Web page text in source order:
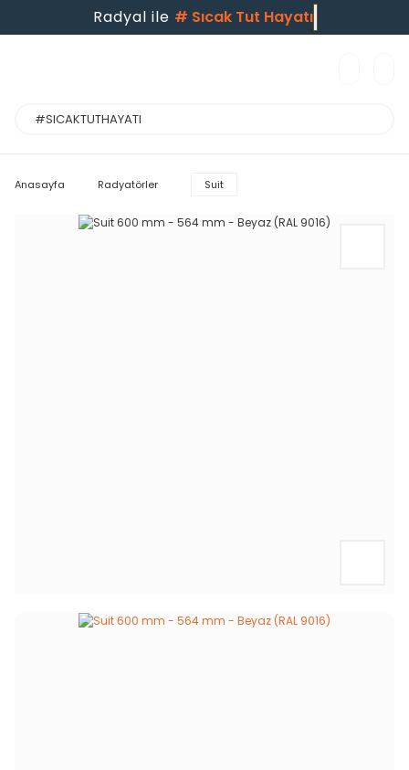
Radyal ile # Sıcak Tut Hayatı
Anasayfa Radyatörler Suit